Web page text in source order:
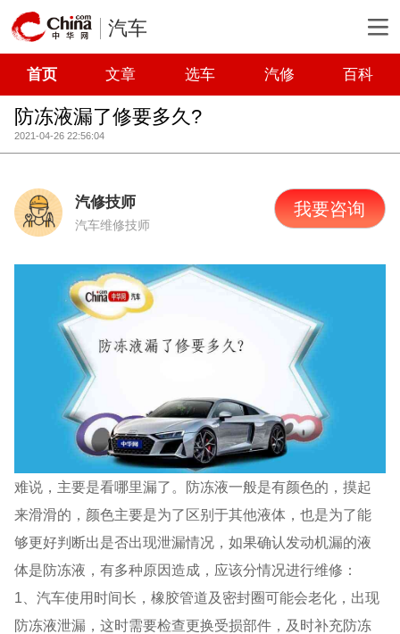
汽车
首页 文章 选车 汽修 百科
防冻液漏了修要多久?
2021-04-26 22:56:04
汽修技师
汽车维修技师
我要咨询
难说，主要是看哪里漏了。防冻液一般是有颜色的，摸起
来滑滑的，颜色主要是为了区别于其他液体，也是为了能
够更好判断出是否出现泄漏情况，如果确认发动机漏的液
体是防冻液，有多种原因造成，应该分情况进行维修：
1、汽车使用时间长，橡胶管道及密封圈可能会老化，出现
防冻液泄漏，这时需要检查更换受损部件，及时补充防冻